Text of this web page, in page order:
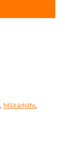
, Militärhilfe,